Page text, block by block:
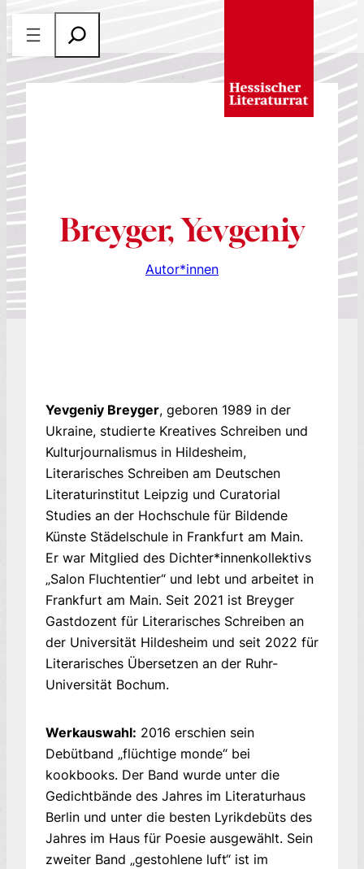
Zum
Inhalt
springen
h
Breyger, Yevgeniy
Autor*innen
Yevgeniy Breyger, geboren 1989 in der
Ukraine, studierte Kreatives Schreiben und
Kulturjournalismus in Hildesheim,
Literarisches Schreiben am Deutschen
Literaturinstitut Leipzig und Curatorial
Studies an der Hochschule für Bildende
Künste Städelschule in Frankfurt am Main.
Er war Mitglied des Dichter*innenkollektivs
„Salon Fluchtentier“ und lebt und arbeitet in
Frankfurt am Main. Seit 2021 ist Breyger
Gastdozent für Literarisches Schreiben an
der Universität Hildesheim und seit 2022 für
Literarisches Übersetzen an der Ruhr-
Universität Bochum.
Werkauswahl: 2016 erschien sein
Debütband „flüchtige monde“ bei
kookbooks. Der Band wurde unter die
Gedichtbände des Jahres im Literaturhaus
Berlin und unter die besten Lyrikdebüts des
Jahres im Haus für Poesie ausgewählt. Sein
zweiter Band „gestohlene luft“ ist im